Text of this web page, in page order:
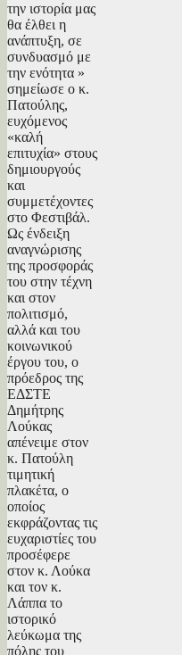
την ιστορία μας
θα έλθει η
ανάπτυξη, σε
συνδυασμό με
την ενότητα »
σημείωσε ο κ.
Πατούλης,
ευχόμενος
«καλή
επιτυχία» στους
δημιουργούς
και
συμμετέχοντες
στο Φεστιβάλ.
Ως ένδειξη
αναγνώρισης
της προσφοράς
του στην τέχνη
και στον
πολιτισμό,
αλλά και του
κοινωνικού
έργου του, ο
πρόεδρος της
ΕΔΣΤΕ
Δημήτρης
Λούκας
απένειμε στον
κ. Πατούλη
τιμητική
πλακέτα, ο
οποίος
εκφράζοντας τις
ευχαριστίες του
προσέφερε
στον κ. Λούκα
και τον κ.
Λάππα το
ιστορικό
λεύκωμα της
πόλης του